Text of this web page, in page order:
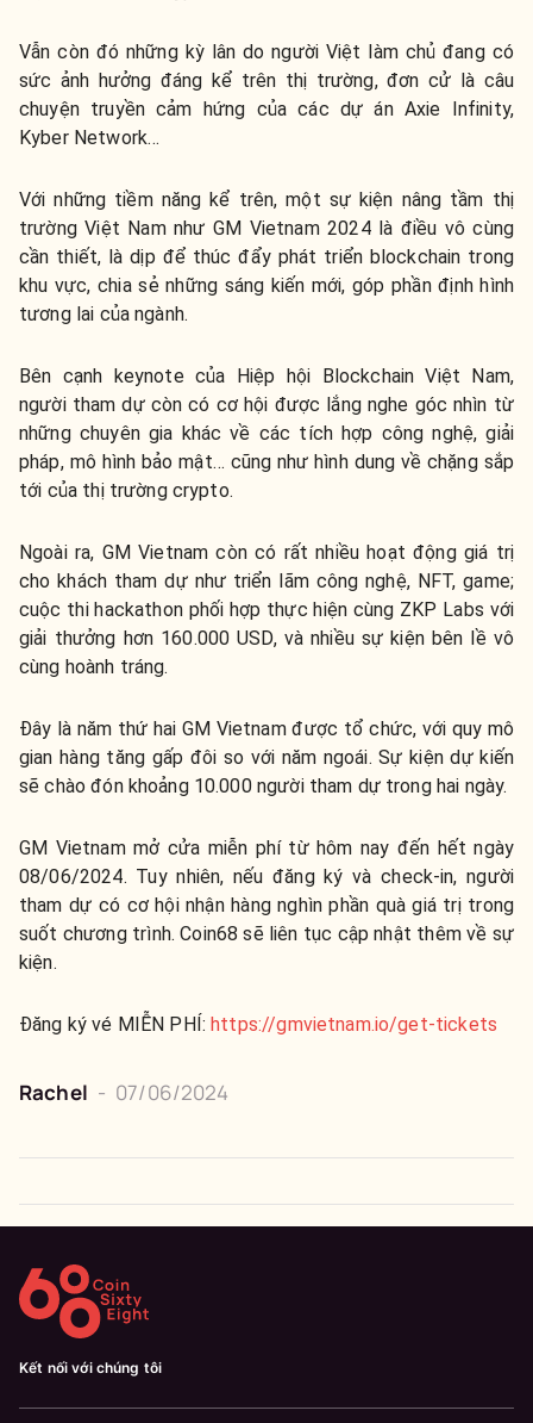
Vẫn còn đó những kỳ lân do người Việt làm chủ đang có
sức ảnh hưởng đáng kể trên thị trường, đơn cử là câu
chuyện truyền cảm hứng của các dự án Axie Infinity,
Kyber Network…
Với những tiềm năng kể trên, một sự kiện nâng tầm thị
trường Việt Nam như GM Vietnam 2024 là điều vô cùng
cần thiết, là dịp để thúc đẩy phát triển blockchain trong
khu vực, chia sẻ những sáng kiến mới, góp phần định hình
tương lai của ngành.
Bên cạnh keynote của Hiệp hội Blockchain Việt Nam,
người tham dự còn có cơ hội được lắng nghe góc nhìn từ
những chuyên gia khác về các tích hợp công nghệ, giải
pháp, mô hình bảo mật… cũng như hình dung về chặng sắp
tới của thị trường crypto.
Ngoài ra, GM Vietnam còn có rất nhiều hoạt động giá trị
cho khách tham dự như triển lãm công nghệ, NFT, game;
cuộc thi hackathon phối hợp thực hiện cùng ZKP Labs với
giải thưởng hơn 160.000 USD, và nhiều sự kiện bên lề vô
cùng hoành tráng.
Đây là năm thứ hai GM Vietnam được tổ chức, với quy mô
gian hàng tăng gấp đôi so với năm ngoái. Sự kiện dự kiến
sẽ chào đón khoảng 10.000 người tham dự trong hai ngày.
GM Vietnam mở cửa miễn phí từ hôm nay đến hết ngày
08/06/2024. Tuy nhiên, nếu đăng ký và check-in, người
tham dự có cơ hội nhận hàng nghìn phần quà giá trị trong
suốt chương trình. Coin68 sẽ liên tục cập nhật thêm về sự
kiện.
Đăng ký vé MIỄN PHÍ: https://gmvietnam.io/get-tickets
Rachel - 07/06/2024
Kết nối với chúng tôi